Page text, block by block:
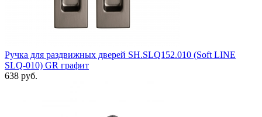
Ручка для раздвижных дверей SH.SLQ152.010 (Soft LINE
SLQ-010) GR графит
638 руб.